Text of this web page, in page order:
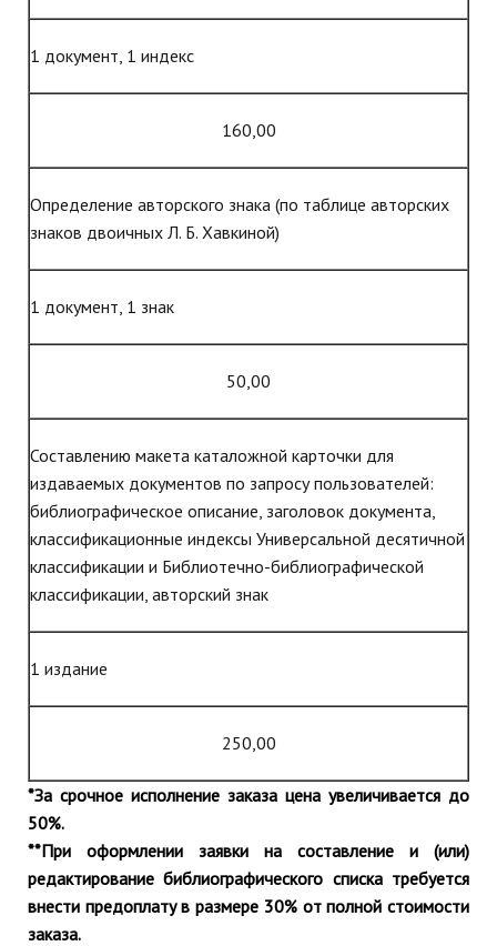
1 документ, 1 индекс
160,00
Определение авторского знака (по таблице авторских
знаков двоичных Л. Б. Хавкиной)
1 документ, 1 знак
50,00
Составлению макета каталожной карточки для
издаваемых документов по запросу пользователей:
библиографическое описание, заголовок документа,
классификационные индексы Универсальной десятичной
классификации и Библиотечно-библиографической
классификации, авторский знак
1 издание
250,00
*За срочное исполнение заказа цена увеличивается до
50%.
**При оформлении заявки на составление и (или)
редактирование библиографического списка требуется
внести предоплату в размере 30% от полной стоимости
заказа.